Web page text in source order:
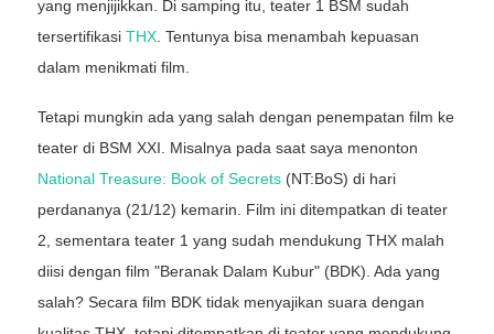
yang menjijikkan. Di samping itu, teater 1 BSM sudah
tersertifikasi THX . Tentunya bisa menambah kepuasan
dalam menikmati film.
Tetapi mungkin ada yang salah dengan penempatan film ke
teater di BSM XXI. Misalnya pada saat saya menonton
National Treasure: Book of Secrets (NT:BoS) di hari
perdananya (21/12) kemarin. Film ini ditempatkan di teater
2, sementara teater 1 yang sudah mendukung THX malah
diisi dengan film "Beranak Dalam Kubur" (BDK). Ada yang
salah? Secara film BDK tidak menyajikan suara dengan